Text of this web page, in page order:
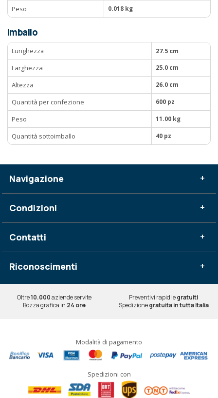
Peso 0.018 kg
Imballo
Lunghezza
27.5 cm
Larghezza
25.0 cm
Altezza 26.0 cm
Quantità per confezione 600 pz
Peso 11.00 kg
Quantità sottoimballo 40 pz
Navigazione +
Condizioni +
Contatti +
Riconoscimenti +
Oltre10.000aziende servite Preventivi rapidi egratuiti
Bozza grafica in 24 ore Spedizionegratuita in tutta Italia
Modalità di pagamento
Spedizioni con